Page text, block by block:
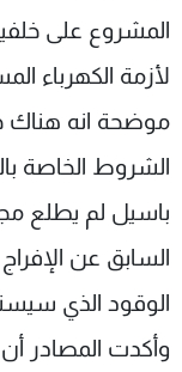
المشروع على
لأزمة الكهرباء
موضحة انه هناك
الشروط الخاصة
باسيل لم يطلع
السابق عن
الوقود الذي سيستخدم
وأكدت المصادر